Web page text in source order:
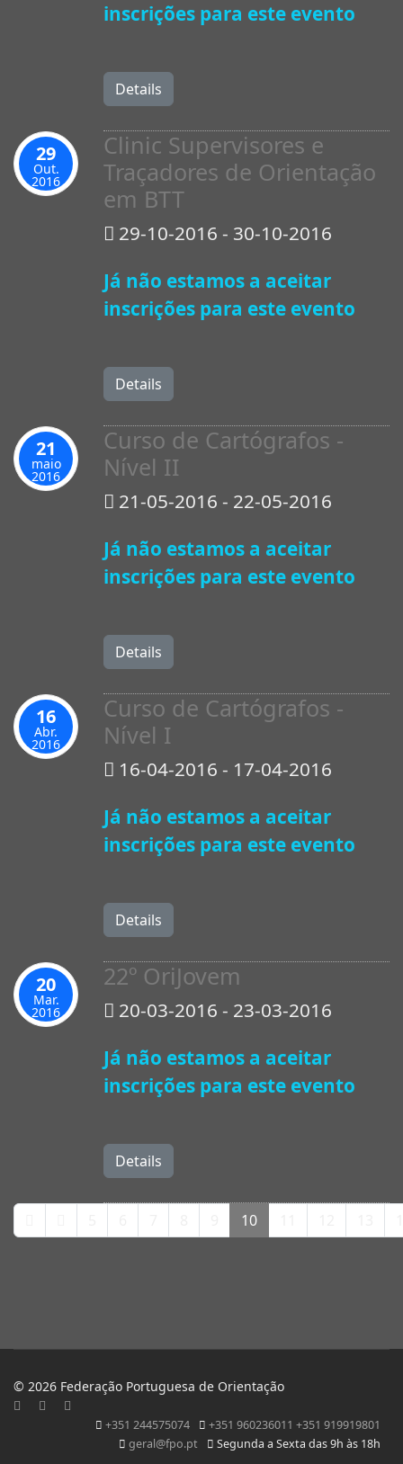
inscrições para este evento
Details
29
Out.
2016
Clinic Supervisores e
Traçadores de Orientação
em BTT
29-10-2016 - 30-10-2016
Já não estamos a aceitar
inscrições para este evento
Details
21
maio
2016
Curso de Cartógrafos -
Nível II
21-05-2016 - 22-05-2016
Já não estamos a aceitar
inscrições para este evento
Details
16
Abr.
2016
Curso de Cartógrafos -
Nível I
16-04-2016 - 17-04-2016
Já não estamos a aceitar
inscrições para este evento
Details
20
Mar.
2016
22º OriJovem
20-03-2016 - 23-03-2016
Já não estamos a aceitar
inscrições para este evento
Details
10
© 2026 Federação Portuguesa de Orientação
+351 244575074
+351 960236011 +351 919919801
geral@fpo.pt
Segunda a Sexta das 9h às 18h